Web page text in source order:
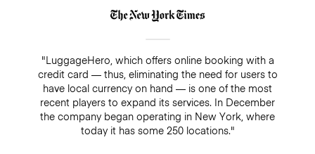
"LuggageHero, which offers online booking with a
credit card — thus, eliminating the need for users to
have local currency on hand — is one of the most
recent players to expand its services. In December
the company began operating in New York, where
today it has some 250 locations."